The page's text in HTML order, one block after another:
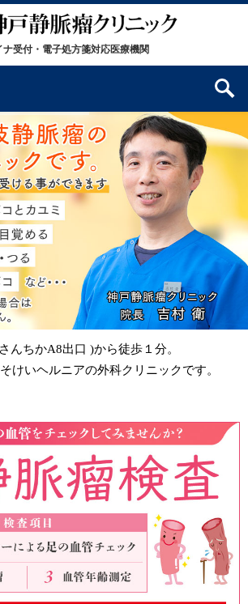
んちかA8出口 )から徒歩１分。
けいヘルニアの外科クリニックです。